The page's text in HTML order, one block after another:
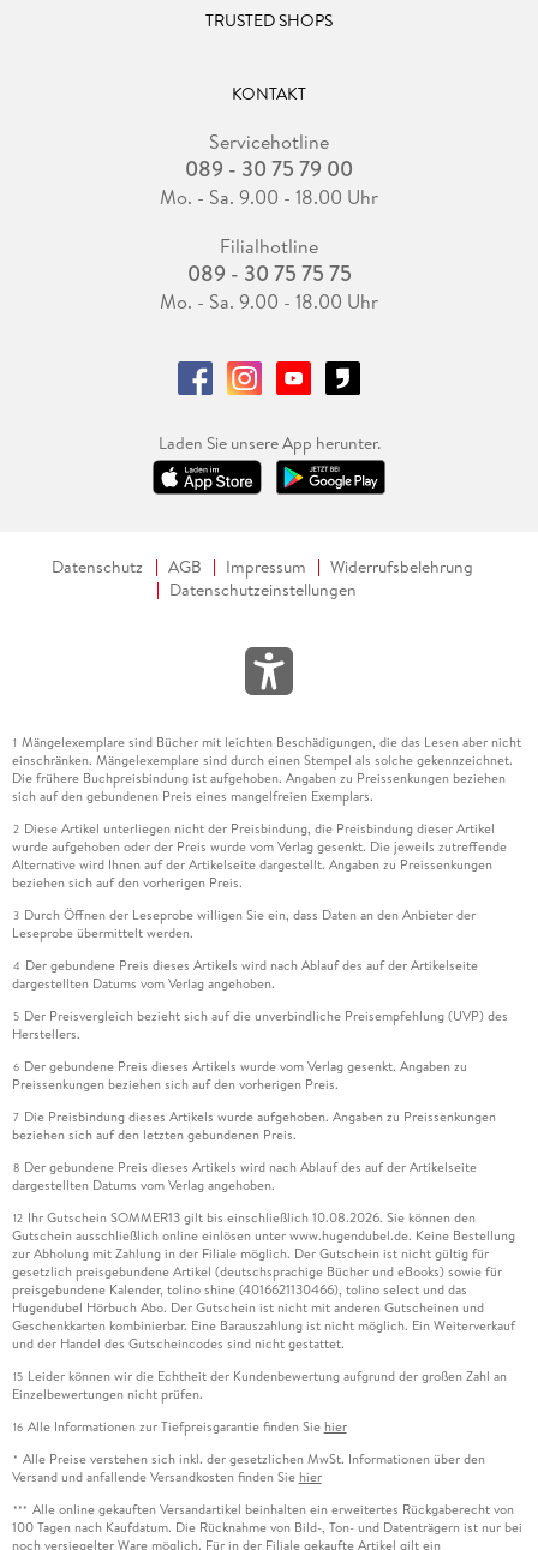
TRUSTED SHOPS
KONTAKT
Servicehotline
089 - 30 75 79 00
Mo. - Sa. 9.00 - 18.00 Uhr
Filialhotline
089 - 30 75 75 75
Mo. - Sa. 9.00 - 18.00 Uhr
Laden Sie unsere App herunter.
Datenschutz AGB Impressum
Widerrufsbelehrung
Datenschutzeinstellungen
1 Mängelexemplare sind Bücher mit leichten Beschädigungen, die das Lesen aber nicht
einschränken. Mängelexemplare sind durch einen Stempel als solche gekennzeichnet.
Die frühere Buchpreisbindung ist aufgehoben. Angaben zu Preissenkungen beziehen
sich auf den gebundenen Preis eines mangelfreien Exemplars.
2 Diese Artikel unterliegen nicht der Preisbindung, die Preisbindung dieser Artikel
wurde aufgehoben oder der Preis wurde vom Verlag gesenkt. Die jeweils zutreffende
Alternative wird Ihnen auf der Artikelseite dargestellt. Angaben zu Preissenkungen
beziehen sich auf den vorherigen Preis.
3 Durch Öffnen der Leseprobe willigen Sie ein, dass Daten an den Anbieter der
Leseprobe übermittelt werden.
4 Der gebundene Preis dieses Artikels wird nach Ablauf des auf der Artikelseite
dargestellten Datums vom Verlag angehoben.
5 Der Preisvergleich bezieht sich auf die unverbindliche Preisempfehlung (UVP) des
Herstellers.
6 Der gebundene Preis dieses Artikels wurde vom Verlag gesenkt. Angaben zu
Preissenkungen beziehen sich auf den vorherigen Preis.
7 Die Preisbindung dieses Artikels wurde aufgehoben. Angaben zu Preissenkungen
beziehen sich auf den letzten gebundenen Preis.
8 Der gebundene Preis dieses Artikels wird nach Ablauf des auf der Artikelseite
dargestellten Datums vom Verlag angehoben.
12 Ihr Gutschein SOMMER13 gilt bis einschließlich 10.08.2026. Sie können den
Gutschein ausschließlich online einlösen unter www.hugendubel.de. Keine Bestellung
zur Abholung mit Zahlung in der Filiale möglich. Der Gutschein ist nicht gültig für
gesetzlich preisgebundene Artikel (deutschsprachige Bücher und eBooks) sowie für
preisgebundene Kalender, tolino shine (4016621130466), tolino select und das
Hugendubel Hörbuch Abo. Der Gutschein ist nicht mit anderen Gutscheinen und
Geschenkkarten kombinierbar. Eine Barauszahlung ist nicht möglich. Ein Weiterverkauf
und der Handel des Gutscheincodes sind nicht gestattet.
15 Leider können wir die Echtheit der Kundenbewertung aufgrund der großen Zahl an
Einzelbewertungen nicht prüfen.
16 Alle Informationen zur Tiefpreisgarantie finden Sie hier
* Alle Preise verstehen sich inkl. der gesetzlichen MwSt. Informationen über den
Versand und anfallende Versandkosten finden Sie hier
*** Alle online gekauften Versandartikel beinhalten ein erweitertes Rückgaberecht von
100 Tagen nach Kaufdatum. Die Rücknahme von Bild-, Ton- und Datenträgern ist nur bei
noch versiegelter Ware möglich. Für in der Filiale gekaufte Artikel gilt ein